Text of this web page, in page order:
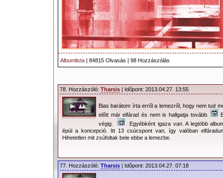
Albumlista | 84815 Olvasás | 98 Hozzászólás
78. Hozzászóló: Tharsis | Időpont: 2013.04.27. 13:55
Bias barátom írta erről a lemezről, hogy nem tud
előtt már elfárad és nem is hallgatja tovább.
végig.
Egyébként igaza van. A legtöbb
épül a koncepció. Itt 13 csúcspont van, így valóban
Hihetetlen mit zsúfoltak bele ebbe a lemezbe.
77. Hozzászóló: Tharsis | Időpont: 2013.04.27. 07:18